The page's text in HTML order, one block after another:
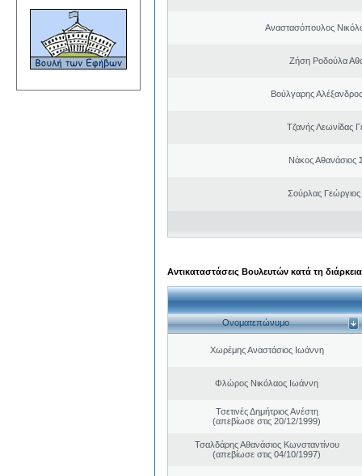
Αναστασόπουλος
Ζήση Ροδούλα
Βούλγαρης
Τζανής Λεωνίδας
Νάκος Αθανάσιος
Σούρλας
Αντικαταστάσεις Βουλευτών κατά τη
Ονοματεπώνυμο
Χωρέμης Αναστάσιος Ιωάννη
Φλώρος Νικόλαος Ιωάννη
Τσετινές Δημήτριος Ανέστη
(απεβίωσε στις 20/12/1999)
Τσαλδάρης Αθανάσιος Κωνσταντίνου
(απεβίωσε στις 04/10/1997)